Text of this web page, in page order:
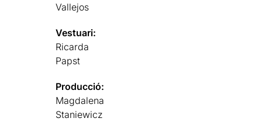
Vallejos
Vestuari:
Ricarda
Papst
Producció:
Magdalena
Staniewicz